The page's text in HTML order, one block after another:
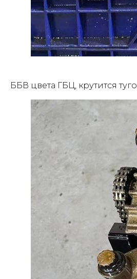
ББВ цвета ГБЦ, крутится туго